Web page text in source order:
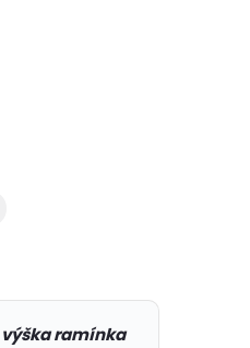
výška ramínka